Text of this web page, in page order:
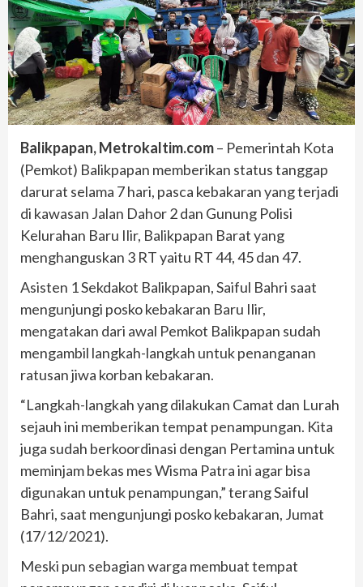
Balikpapan, Metrokaltim.com– Pemerintah Kota
(Pemkot) Balikpapan memberikan status tanggap
darurat selama 7 hari, pasca kebakaran yang terjadi
di kawasan Jalan Dahor 2 dan Gunung Polisi
Kelurahan Baru Ilir, Balikpapan Barat yang
menghanguskan 3 RT yaitu RT 44, 45 dan 47.
Asisten 1 Sekdakot Balikpapan, Saiful Bahri saat
mengunjungi posko kebakaran Baru Ilir,
mengatakan dari awal Pemkot Balikpapan sudah
mengambil langkah-langkah untuk penanganan
ratusan jiwa korban kebakaran.
“Langkah-langkah yang dilakukan Camat dan Lurah
sejauh ini memberikan tempat penampungan. Kita
juga sudah berkoordinasi dengan Pertamina untuk
meminjam bekas mes Wisma Patra ini agar bisa
digunakan untuk penampungan,” terang Saiful
Bahri, saat mengunjungi posko kebakaran, Jumat
(17/12/2021).
Meski pun sebagian warga membuat tempat